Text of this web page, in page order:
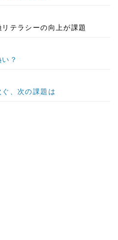
テラシーの向上が課題
？
、次の課題は